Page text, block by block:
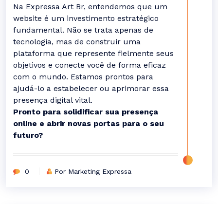
Na Expressa Art Br, entendemos que um
website é um investimento estratégico
fundamental. Não se trata apenas de
tecnologia, mas de construir uma
plataforma que represente fielmente seus
objetivos e conecte você de forma eficaz
com o mundo. Estamos prontos para
ajudá-lo a estabelecer ou aprimorar essa
presença digital vital.
Pronto para solidificar sua presença
online e abrir novas portas para o seu
futuro?
0 Por Marketing Expressa